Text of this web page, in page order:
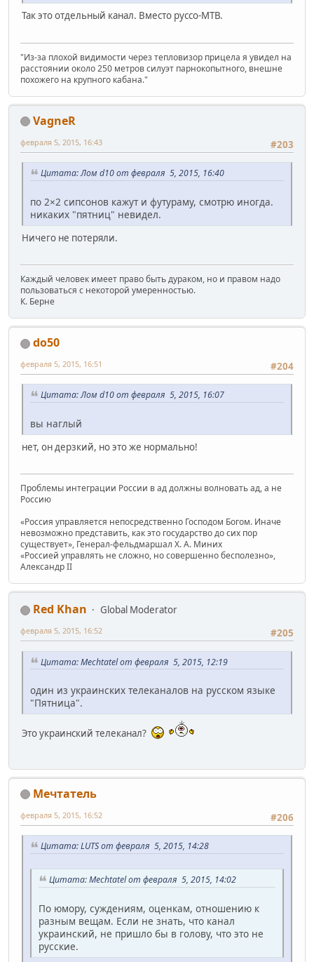
Так это отдельный канал. Вместо руссо-МТВ.
"Из-за плохой видимости через тепловизор прицела я увидел на
расстоянии около 250 метров силуэт парнокопытного, внешне
похожего на крупного кабана."
VagneR
#203
февраля 5, 2015, 16:43
Цитата: Лом d10 от февраля 5, 2015, 16:40
по 2×2 сипсонов кажут и футураму, смотрю иногда.
никаких "пятниц" невидел.
Ничего не потеряли.
Каждый человек имеет право быть дураком, но и правом надо
пользоваться с некоторой умеренностью.
К. Берне
do50
#204
февраля 5, 2015, 16:51
Цитата: Лом d10 от февраля 5, 2015, 16:07
вы наглый
нет, он дерзкий, но это же нормально!
Проблемы интеграции России в ад должны волновать ад, а не
Россию
«Россия управляется непосредственно Господом Богом. Иначе
невозможно представить, как это государство до сих пор
существует», Генерал-фельдмаршал Х. А. Миних
«Россией управлять не сложно, но совершенно бесполезно»,
Александр II
Red Khan
Global Moderator
#205
февраля 5, 2015, 16:52
Цитата: Mechtatel от февраля 5, 2015, 12:19
один из украинских телеканалов на русском языке
"Пятница".
Это украинский телеканал?
Мечтатель
#206
февраля 5, 2015, 16:52
Цитата: LUTS от февраля 5, 2015, 14:28
Цитата: Mechtatel от февраля 5, 2015, 14:02
По юмору, суждениям, оценкам, отношению к
разным вещам. Если не знать, что канал
украинский, не пришло бы в голову, что это не
русские.